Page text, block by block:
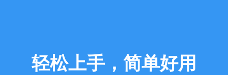
轻松上手，简单好用